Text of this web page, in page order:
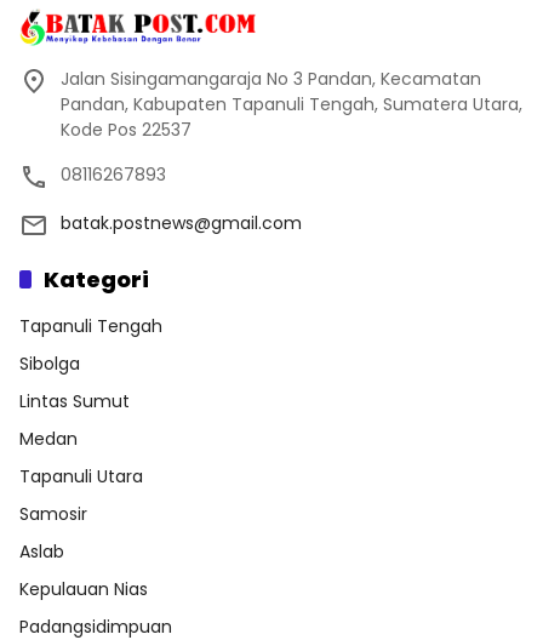
Jalan Sisingamangaraja No 3 Pandan, Kecamatan
Pandan, Kabupaten Tapanuli Tengah, Sumatera Utara,
Kode Pos 22537
08116267893
batak.postnews@gmail.com
Kategori
Tapanuli Tengah
Sibolga
Lintas Sumut
Medan
Tapanuli Utara
Samosir
Aslab
Kepulauan Nias
Padangsidimpuan